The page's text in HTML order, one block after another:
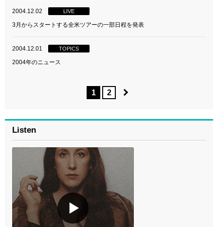
2004.12.02 LIVE
3月からスタートする全米ツアーの一部日程を発表
2004.12.01 TOPICS
2004年のニュース
1 2
Listen